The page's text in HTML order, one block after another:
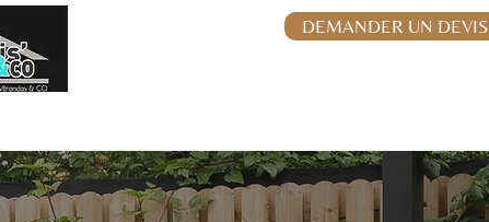
DEMANDER UN DEVIS